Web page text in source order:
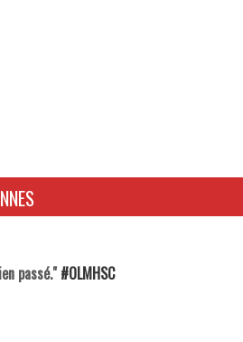
passé." #OLMHSC